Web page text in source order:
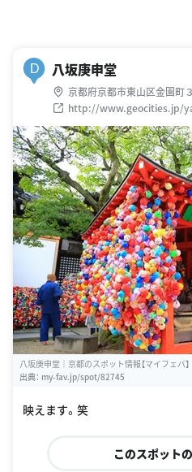
D 八坂庚申堂
京都府京都市東山区金園町
http://www.geocities.jp/
八坂庚申堂｜京都のスポット情報【マイフェバ】
出典： my-fav.jp/spot/82745
映えます。笑
このスポット